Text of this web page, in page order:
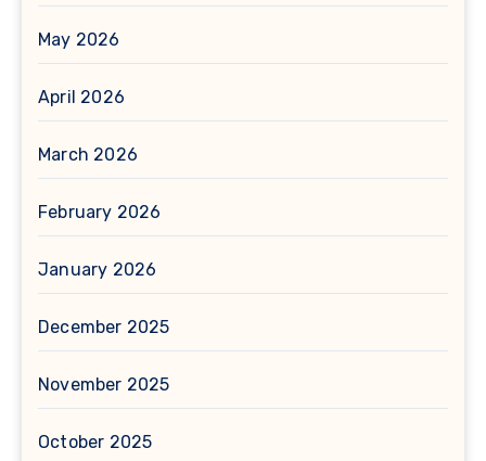
May 2026
April 2026
March 2026
February 2026
January 2026
December 2025
November 2025
October 2025